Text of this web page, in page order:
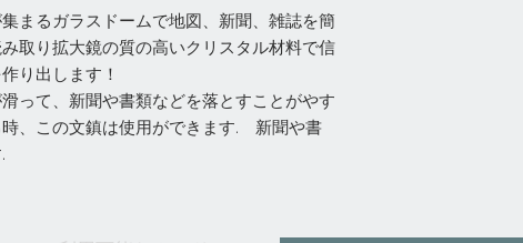
集まるガラスドームで地図、新聞、雑誌を簡
取り拡大鏡の質の高いクリスタル材料で信
り出します！
滑って、新聞や書類などを落とすことがやす
、この文鎮は使用ができます. 新聞や書